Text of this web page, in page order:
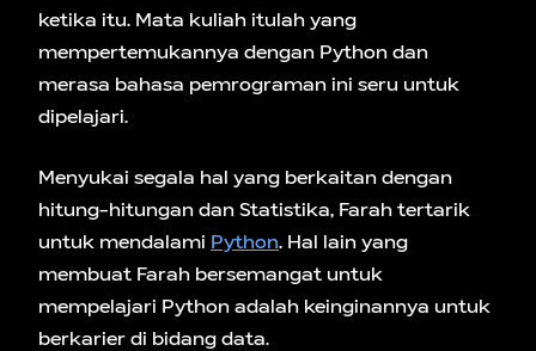
ketika itu. Mata kuliah itulah yang
mempertemukannya dengan Python dan
merasa bahasa pemrograman ini seru untuk
dipelajari.
Menyukai segala hal yang berkaitan dengan
hitung-hitungan dan Statistika, Farah tertarik
untuk mendalami Python. Hal lain yang
membuat Farah bersemangat untuk
mempelajari Python adalah keinginannya untuk
berkarier di bidang data.